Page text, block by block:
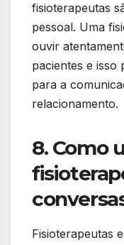
fisioterapeutas
pessoal. Uma
ouvir
pacientes e isso
para a
relacionamento.
8. Como
Fisioterapeutas